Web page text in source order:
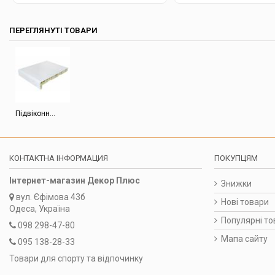
ПЕРЕГЛЯНУТІ ТОВАРИ
Підвіконн...
КОНТАКТНА ІНФОРМАЦИЯ
Інтернет-магазин Декор Плюс
вул. Єфімова 43б
Одеса, Україна
098 298-47-80
095 138-28-33
Товари для спорту та відпочинку
ПОКУПЦЯМ
Знижки
Нові товари
Популярні
Мапа сайту